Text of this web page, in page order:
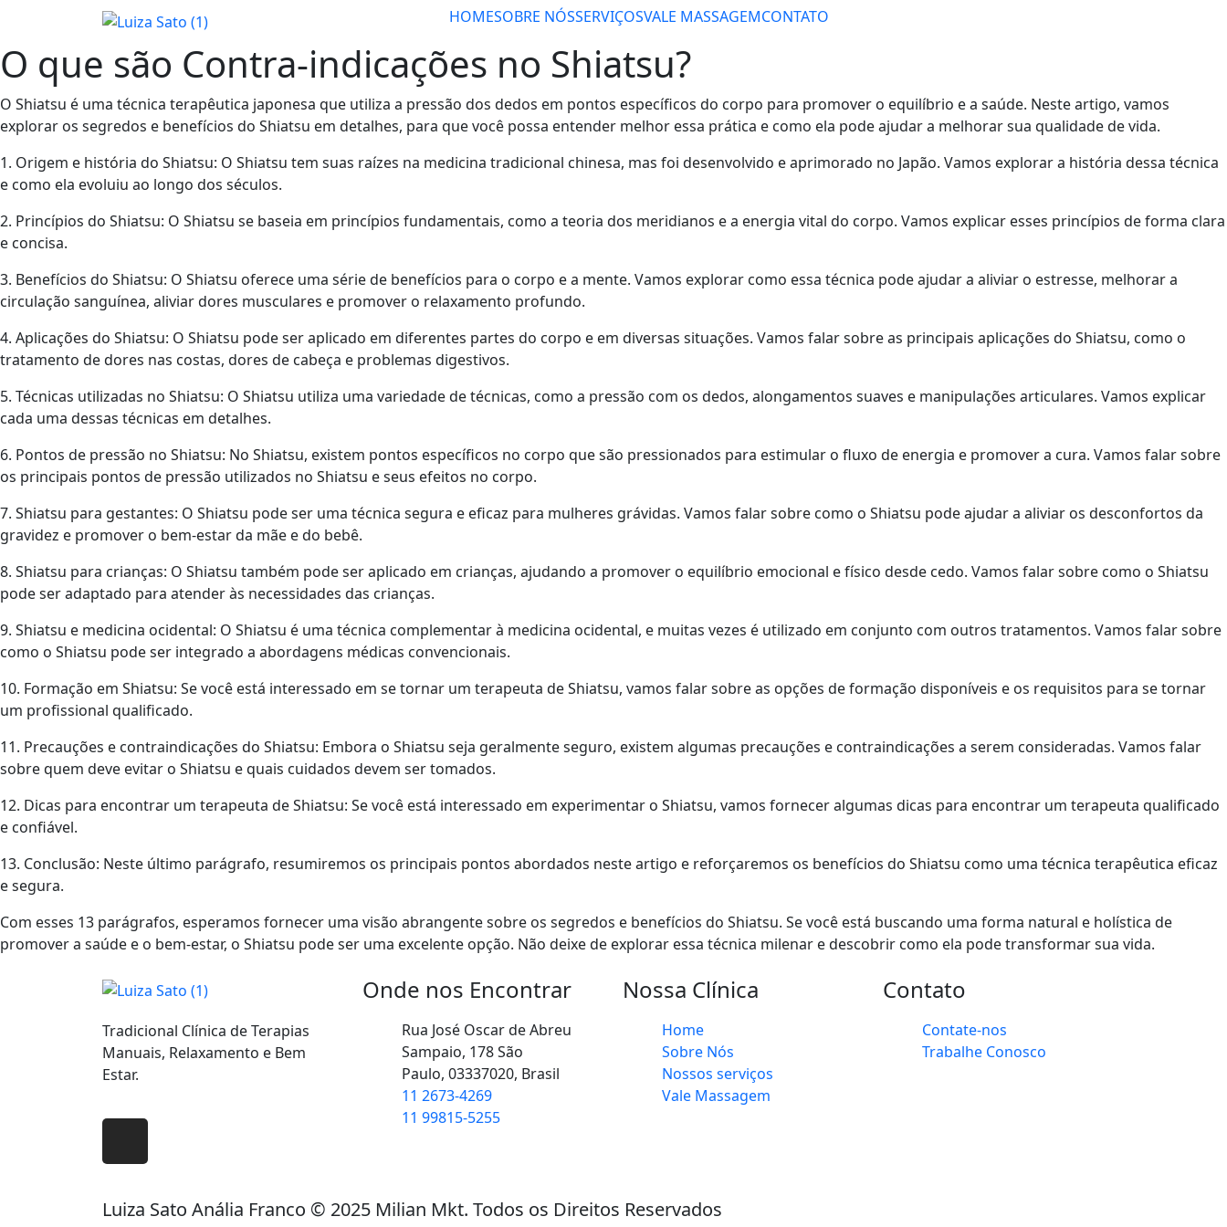
HOMESOBRE NÓSSERVIÇOSVALE MASSAGEMCONTATO
O que são Contra-indicações no Shiatsu?
O Shiatsu é uma técnica terapêutica japonesa que utiliza a pressão dos dedos em pontos específicos do corpo para promover o equilíbrio e a saúde. Neste artigo, vamos
explorar os segredos e benefícios do Shiatsu em detalhes, para que você possa entender melhor essa prática e como ela pode ajudar a melhorar sua qualidade de vida.
1. Origem e história do Shiatsu: O Shiatsu tem suas raízes na medicina tradicional chinesa, mas foi desenvolvido e aprimorado no Japão. Vamos explorar a história dessa técnica
e como ela evoluiu ao longo dos séculos.
2. Princípios do Shiatsu: O Shiatsu se baseia em princípios fundamentais, como a teoria dos meridianos e a energia vital do corpo. Vamos explicar esses princípios de forma clara
e concisa.
3. Benefícios do Shiatsu: O Shiatsu oferece uma série de benefícios para o corpo e a mente. Vamos explorar como essa técnica pode ajudar a aliviar o estresse, melhorar a
circulação sanguínea, aliviar dores musculares e promover o relaxamento profundo.
4. Aplicações do Shiatsu: O Shiatsu pode ser aplicado em diferentes partes do corpo e em diversas situações. Vamos falar sobre as principais aplicações do Shiatsu, como o
tratamento de dores nas costas, dores de cabeça e problemas digestivos.
5. Técnicas utilizadas no Shiatsu: O Shiatsu utiliza uma variedade de técnicas, como a pressão com os dedos, alongamentos suaves e manipulações articulares. Vamos explicar
cada uma dessas técnicas em detalhes.
6. Pontos de pressão no Shiatsu: No Shiatsu, existem pontos específicos no corpo que são pressionados para estimular o fluxo de energia e promover a cura. Vamos falar sobre
os principais pontos de pressão utilizados no Shiatsu e seus efeitos no corpo.
7. Shiatsu para gestantes: O Shiatsu pode ser uma técnica segura e eficaz para mulheres grávidas. Vamos falar sobre como o Shiatsu pode ajudar a aliviar os desconfortos da
gravidez e promover o bem-estar da mãe e do bebê.
8. Shiatsu para crianças: O Shiatsu também pode ser aplicado em crianças, ajudando a promover o equilíbrio emocional e físico desde cedo. Vamos falar sobre como o Shiatsu
pode ser adaptado para atender às necessidades das crianças.
9. Shiatsu e medicina ocidental: O Shiatsu é uma técnica complementar à medicina ocidental, e muitas vezes é utilizado em conjunto com outros tratamentos. Vamos falar sobre
como o Shiatsu pode ser integrado a abordagens médicas convencionais.
10. Formação em Shiatsu: Se você está interessado em se tornar um terapeuta de Shiatsu, vamos falar sobre as opções de formação disponíveis e os requisitos para se tornar
um profissional qualificado.
11. Precauções e contraindicações do Shiatsu: Embora o Shiatsu seja geralmente seguro, existem algumas precauções e contraindicações a serem consideradas. Vamos falar
sobre quem deve evitar o Shiatsu e quais cuidados devem ser tomados.
12. Dicas para encontrar um terapeuta de Shiatsu: Se você está interessado em experimentar o Shiatsu, vamos fornecer algumas dicas para encontrar um terapeuta qualificado
e confiável.
13. Conclusão: Neste último parágrafo, resumiremos os principais pontos abordados neste artigo e reforçaremos os benefícios do Shiatsu como uma técnica terapêutica eficaz
e segura.
Com esses 13 parágrafos, esperamos fornecer uma visão abrangente sobre os segredos e benefícios do Shiatsu. Se você está buscando uma forma natural e holística de
promover a saúde e o bem-estar, o Shiatsu pode ser uma excelente opção. Não deixe de explorar essa técnica milenar e descobrir como ela pode transformar sua vida.
Tradicional Clínica de Terapias
Manuais, Relaxamento e Bem
Estar.
Onde nos Encontrar
Rua José Oscar de Abreu
Sampaio, 178 São
Paulo, 03337020, Brasil
11 2673-4269
11 99815-5255
Nossa Clínica
Home
Sobre Nós
Nossos serviços
Vale Massagem
Contato
Contate-nos
Trabalhe Conosco
Luiza Sato Anália Franco © 2025 Milian Mkt. Todos os Direitos Reservados